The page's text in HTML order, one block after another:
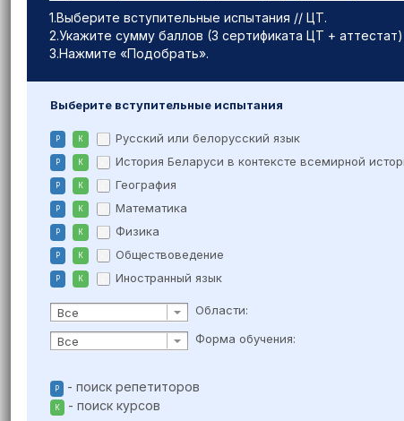
1.Выберите вступительные испытания // ЦТ.
2.Укажите сумму баллов (3 сертификата ЦТ +
3.Нажмите «Подобрать».
Выберите вступительные испытания
Р К Русский или белорусский язык
Р К История Беларуси в контексте всемирной
Р К География
Р К Математика
Р К Физика
Р К Обществоведение
Р К Иностранный язык
Все Области:
Все Форма обучения:
Р - поиск репетиторов
К - поиск курсов